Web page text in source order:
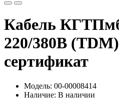
Кабель
220/380В
сертификат
Модель: 00-00008414
Наличие: В наличии